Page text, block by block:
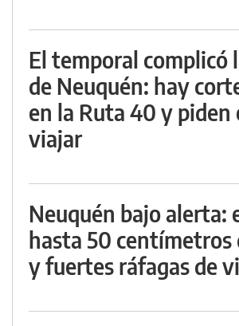
El temporal complicó
de Neuquén: hay
en la Ruta 40 y
viajar
Neuquén bajo alerta:
hasta 50 centímetros
y fuertes ráfagas de